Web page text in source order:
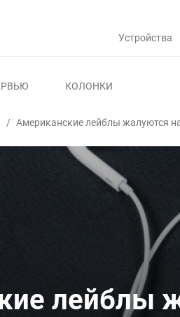
Устройства
КОЛОНКИ
/ Американские лейблы жалуются
лейблы